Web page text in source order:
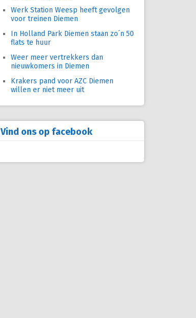
Werk Station Weesp heeft gevolgen
voor treinen Diemen
In Holland Park Diemen staan zo´n 50
flats te huur
Weer meer vertrekkers dan
nieuwkomers in Diemen
Krakers pand voor AZC Diemen
willen er niet meer uit
Vind ons op facebook